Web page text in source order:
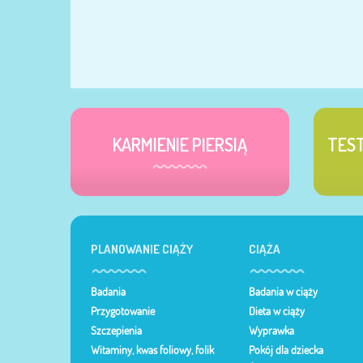
KARMIENIE PIERSIĄ
PLANOWANIE CIĄŻY
Badania
Przygotowanie
Szczepienia
Witaminy, kwas foliowy, folik
CIĄŻA
Badania w ciąży
Dieta w ciąży
Wyprawka
Pokój dla dziecka